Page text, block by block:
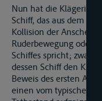
Nun hat die Klägerin
Schiff, das aus dem
Kollision der
Ruderbewegung oder
Schiffes spricht; zwar
dessen Schiff den Kurs
Beweis des ersten
einen vom typischen